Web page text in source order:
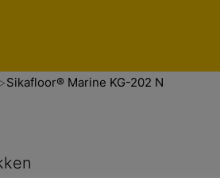
Sikafloor® Marine KG-202 N